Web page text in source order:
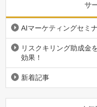
サ
AIマーケティングセミ
リスクキリング助成金
効果！
新着記事